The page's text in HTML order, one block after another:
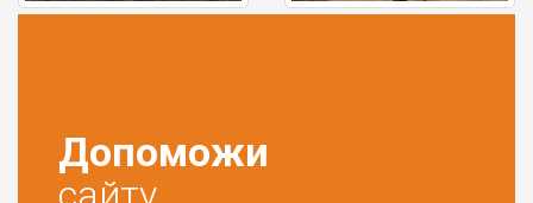
Допоможи